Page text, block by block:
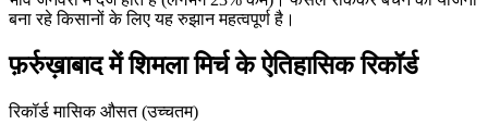
बना रहे किसानों के लिए यह रुझान महत्वपूर्ण है।
फ़र्रुख़ाबाद में शिमला मिर्च के ऐतिहासिक रिकॉर्ड
रिकॉर्ड मासिक औसत (उच्चतम)